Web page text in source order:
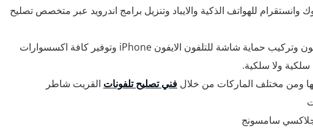
للهواتف الذكية والايباد وتنزيل برامج اندرويد عبر متخصص تصليح
نوفر خدمة تبديل شاشة تلفون ايفون وتركيب حماية شاشة للتلفون الايفون iPhone وتوفير كافة اكسسوارات
ولا سلكية.
ومن مختلف الماركات من خلال فني تصليح تلفونات القريت شاطر
سامسونج